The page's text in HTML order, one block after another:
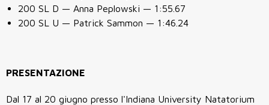
200 SL D — Anna Peplowski — 1:55.67
200 SL U — Patrick Sammon — 1:46.24
PRESENTAZIONE
Dal 17 al 20 giugno presso l'Indiana University Natatorium